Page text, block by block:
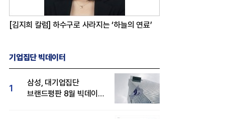
[김지희 칼럼] 하수구로 사라지는 ‘하늘의 연료’
기업집단 빅데이터
1
삼성, 대기업집단
브랜드평판 8월 빅데이터